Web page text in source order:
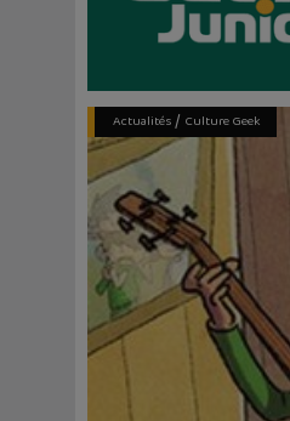
Actualités/ Culture Geek